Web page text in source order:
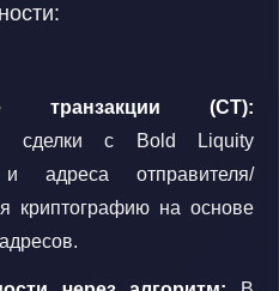
транзакции (CT):
сделки с Bold Liquity
адреса отправителя/
криптографию на основе